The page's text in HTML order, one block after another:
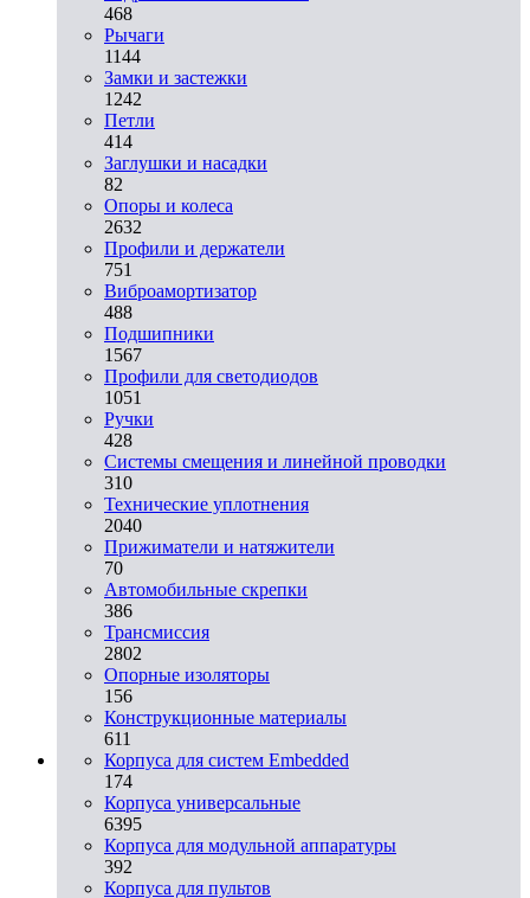
468
Рычаги
1144
Замки и застежки
1242
Петли
414
Заглушки и насадки
82
Опоры и колеса
2632
Профили и держатели
751
Виброамортизатор
488
Подшипники
1567
Профили для светодиодов
1051
Ручки
428
Системы смещения и линейной проводки
310
Технические уплотнения
2040
Прижиматели и натяжители
70
Автомобильные скрепки
386
Трансмиссия
2802
Опорные изоляторы
156
Конструкционные материалы
611
Корпуса для систем Embedded
174
Корпуса универсальные
6395
Корпуса для модульной аппаратуры
392
Корпуса для пультов